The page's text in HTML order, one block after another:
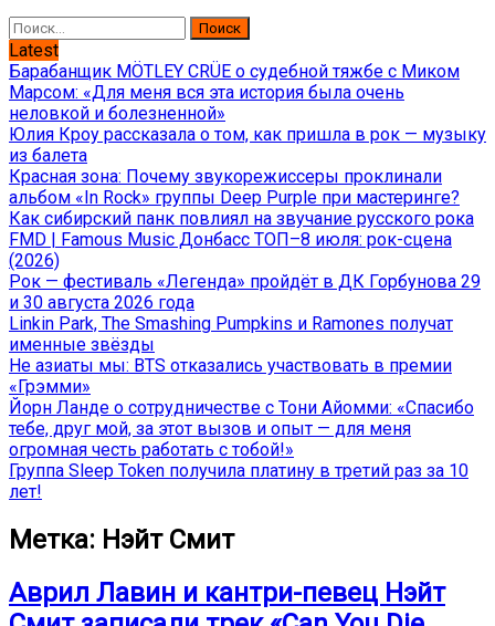
Найти:
Latest
Барабанщик MÖTLEY CRÜE о судебной тяжбе с Миком
Марсом: «Для меня вся эта история была очень
неловкой и болезненной»
Юлия Кроу рассказала о том, как пришла в рок — музыку
из балета
Красная зона: Почему звукорежиссеры проклинали
альбом «In Rock» группы Deep Purple при мастеринге?
Как сибирский панк повлиял на звучание русского рока
FMD | Famous Music Донбасс ТОП–8 июля: рок-сцена
(2026)
Рок — фестиваль «Легенда» пройдёт в ДК Горбунова 29
и 30 августа 2026 года
Linkin Park, The Smashing Pumpkins и Ramones получат
именные звёзды
Не азиаты мы: BTS отказались участвовать в премии
«Грэмми»
Йорн Ланде о сотрудничестве с Тони Айомми: «Спасибо
тебе, друг мой, за этот вызов и опыт — для меня
огромная честь работать с тобой!»
Группа Sleep Token получила платину в третий раз за 10
лет!
Метка: Нэйт Смит
Аврил Лавин и кантри-певец Нэйт